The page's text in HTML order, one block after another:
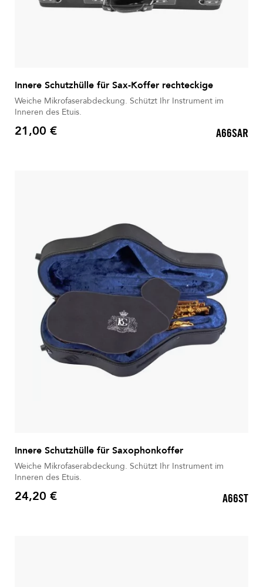
Innere Schutzhülle für Sax-Koffer rechteckige
Weiche Mikrofaserabdeckung. Schützt Ihr Instrument im
Inneren des Etuis.
Preis
21,00 € A66SAR
Innere Schutzhülle für Saxophonkoffer
Weiche Mikrofaserabdeckung. Schützt Ihr Instrument im
Inneren des Etuis.
Preis
24,20 € A66ST